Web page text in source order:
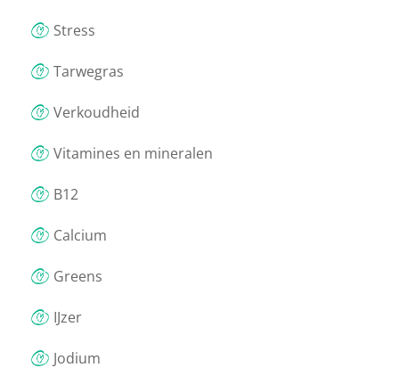
Stress
Tarwegras
Verkoudheid
Vitamines en mineralen
B12
Calcium
Greens
IJzer
Jodium